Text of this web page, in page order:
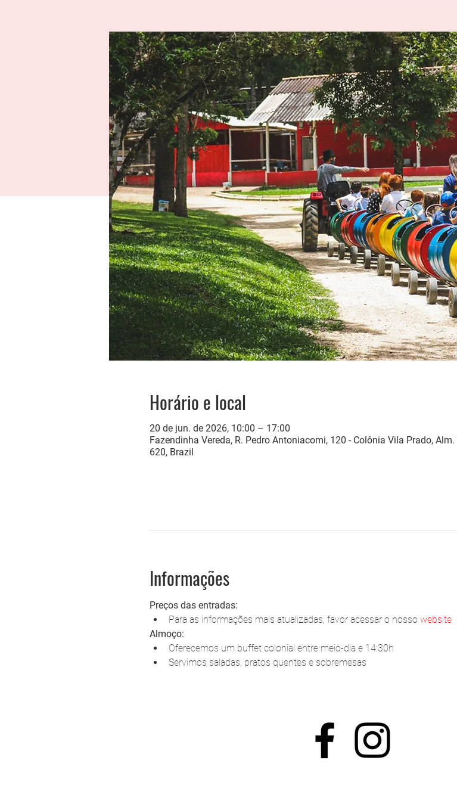
Horário e local
20 de jun. de 2026, 10:00 – 17:00
Fazendinha Vereda, R. Pedro Antoniacomi, 120 - Colônia Vila Prado,
620, Brazil
Informações
Preços das entradas:
Para as informações mais atualizadas, favor acessar o nosso website
Almoço:
Oferecemos um buffet colonial entre meio-dia e 14:30h
Servimos saladas, pratos quentes e sobremesas